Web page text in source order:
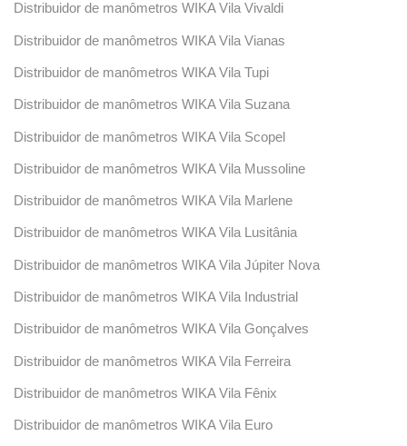
Distribuidor de manômetros WIKA Vila Vivaldi
Distribuidor de manômetros WIKA Vila Vianas
Distribuidor de manômetros WIKA Vila Tupi
Distribuidor de manômetros WIKA Vila Suzana
Distribuidor de manômetros WIKA Vila Scopel
Distribuidor de manômetros WIKA Vila Mussoline
Distribuidor de manômetros WIKA Vila Marlene
Distribuidor de manômetros WIKA Vila Lusitânia
Distribuidor de manômetros WIKA Vila Júpiter Nova
Distribuidor de manômetros WIKA Vila Industrial
Distribuidor de manômetros WIKA Vila Gonçalves
Distribuidor de manômetros WIKA Vila Ferreira
Distribuidor de manômetros WIKA Vila Fênix
Distribuidor de manômetros WIKA Vila Euro